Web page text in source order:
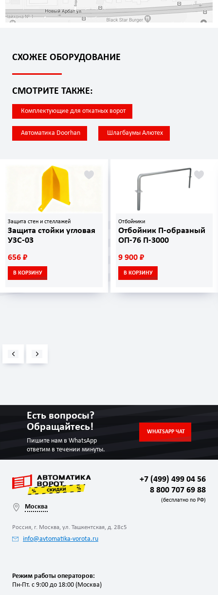
СХОЖЕЕ ОБОРУДОВАНИЕ
СМОТРИТЕ ТАКЖЕ:
Комплектующие для откатных ворот
Автоматика Doorhan Шлагбаумы Алютех
Защита стен и стеллажей
Защита стойки угловая
УЗС-03
656 ₽
В КОРЗИНУ
Отбойники
Отбойник П-образный
ОП-76 П-3000
9 900 ₽
В КОРЗИНУ
Есть вопросы?
Обращайтесь!
Пишите нам в WhatsApp
ответим в течении минуты.
WHATSAPP ЧАТ
Москва
Россия, г. Москва, ул. Ташкентская, д. 28с5
info@avtomatika-vorota.ru
+7 (499) 499 04 56
8 800 707 69 88
(бесплатно по РФ)
Режим работы операторов:
Пн-Пт. с 9:00 до 18:00 (Москва)